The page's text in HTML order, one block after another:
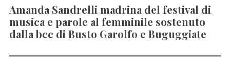
Amanda Sandrelli madrina del festival di
musica e parole al femminile sostenuto
dalla bcc di Busto Garolfo e Buguggiate